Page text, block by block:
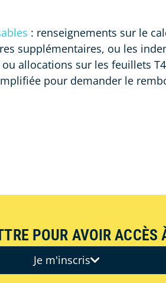
: renseignements sur le
supplémentaires, ou les
allocations sur les feuillets
pour demander le
POUR AVOIR ACCÈS
Je m'inscris